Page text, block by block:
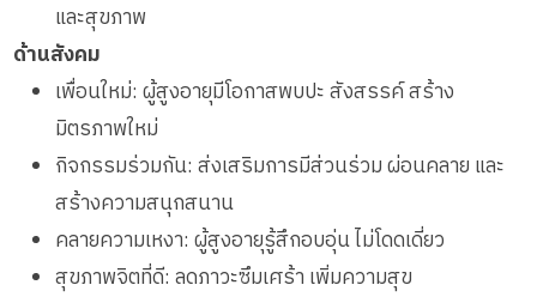
และสุขภาพ
ด้านสังคม
เพื่อนใหม่: ผู้สูงอายุมีโอกาสพบปะ สังสรรค์ สร้าง
มิตรภาพใหม่
กิจกรรมร่วมกัน: ส่งเสริมการมีส่วนร่วม ผ่อนคลาย และ
สร้างความสนุกสนาน
คลายความเหงา: ผู้สูงอายุรู้สึกอบอุ่น ไม่โดดเดี่ยว
สุขภาพจิตที่ดี: ลดภาวะซึมเศร้า เพิ่มความสุข